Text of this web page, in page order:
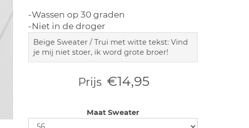
-Wassen op 30 graden
-Niet in de droger
Beige Sweater / Trui met witte tekst: Vind
je mij niet stoer, ik word grote broer!
Prijs €14,95
Maat Sweater